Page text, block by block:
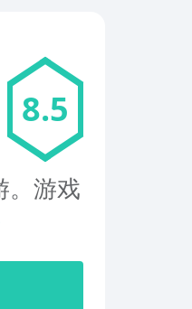
8.5
。游戏